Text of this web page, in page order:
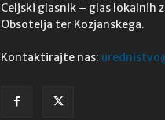
Celjski glasnik – glas lokalnih
Obsotelja ter Kozjanskega.
Kontaktirajte nas: